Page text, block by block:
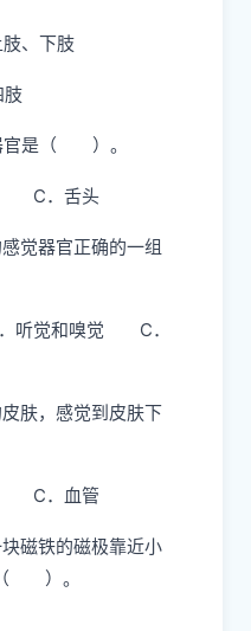
塑料
构包括（ ）。
、下肢
肢
官是（ ）。
C．舌头
肤，感觉到皮肤下